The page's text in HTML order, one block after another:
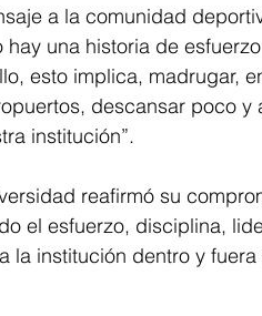
a la comunidad
una historia de
esto implica, madrugar,
descansar poco y
institución”.
reafirmó su
el esfuerzo, disciplina,
la institución dentro y